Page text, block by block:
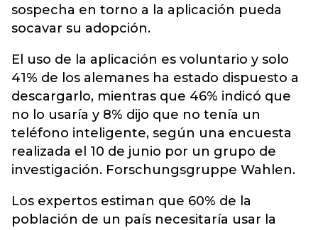
sospecha en torno a la aplicación pueda
socavar su adopción.
El uso de la aplicación es voluntario y solo
41% de los alemanes ha estado dispuesto a
descargarlo, mientras que 46% indicó que
no lo usaría y 8% dijo que no tenía un
teléfono inteligente, según una encuesta
realizada el 10 de junio por un grupo de
investigación. Forschungsgruppe Wahlen.
Los expertos estiman que 60% de la
población de un país necesitaría usar la